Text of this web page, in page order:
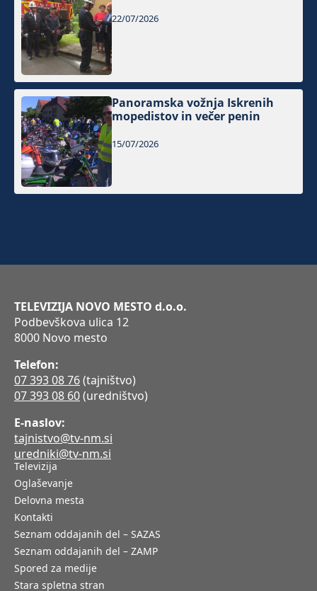
22/07/2026
Panoramska vožnja Iskrenih
mopedistov in večer penin
15/07/2026
TELEVIZIJA NOVO MESTO d.o.o.
Podbevškova ulica 12
8000 Novo mesto
Telefon:
07 393 08 76(tajništvo)
07 393 08 60(uredništvo)
E-naslov:
tajnistvo@tv-nm.si
uredniki@tv-nm.si
Televizija
Oglaševanje
Delovna mesta
Kontakti
Seznam oddajanih del – SAZAS
Seznam oddajanih del – ZAMP
Spored za medije
Stara spletna stran